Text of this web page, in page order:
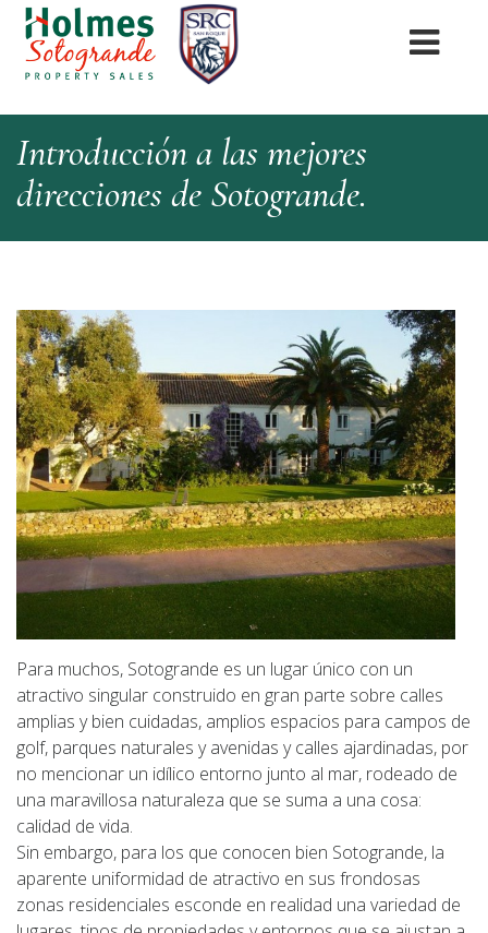
Introducción a las mejores
direcciones de Sotogrande.
Para muchos, Sotogrande es un lugar único con un
atractivo singular construido en gran parte sobre calles
amplias y bien cuidadas, amplios espacios para campos de
golf, parques naturales y avenidas y calles ajardinadas, por
no mencionar un idílico entorno junto al mar, rodeado de
una maravillosa naturaleza que se suma a una cosa:
calidad de vida.
Sin embargo, para los que conocen bien Sotogrande, la
aparente uniformidad de atractivo en sus frondosas
zonas residenciales esconde en realidad una variedad de